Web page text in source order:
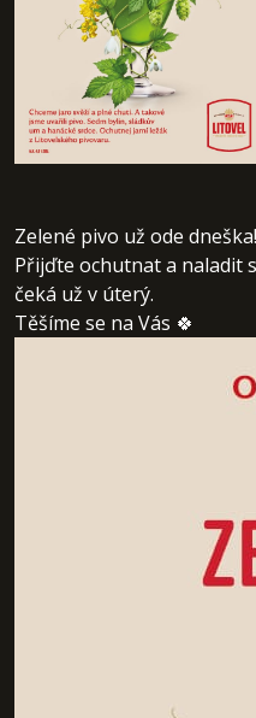
Zelené pivo už ode
Přijďte ochutnat a naladit
čeká už v úterý.
Těšíme se na Vás 🍀